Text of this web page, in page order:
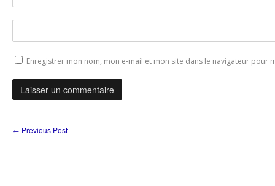
Enregistrer mon nom, mon e-mail et mon site dans le navigateur pour
← Previous Post